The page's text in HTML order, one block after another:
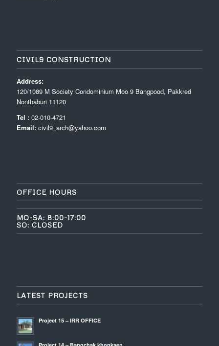
CIVIL9 CONSTRUCTION
Address:
120/1089 M Society Condominium Moo 9 Bangpood, Pakkred
Nonthaburi 11120
Tel :02-010-4721
Email: civil9_arch@yahoo.com
OFFICE HOURS
MO-SA: 8:00-17:00
SO: CLOSED
LATEST PROJECTS
Project 15 – IRR OFFICE